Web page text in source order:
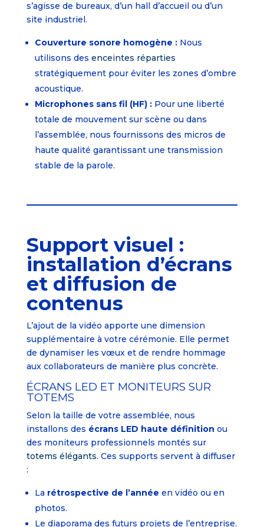
s’agisse de bureaux, d’un hall d’accueil ou d’un
site industriel.
Couverture sonore homogène :Nous
utilisons des enceintes réparties
stratégiquement pour éviter les zones d’ombre
acoustique.
Microphones sans fil (HF) :Pour une liberté
totale de mouvement sur scène ou dans
l’assemblée, nous fournissons des micros de
haute qualité garantissant une transmission
stable de la parole.
Support visuel :
installation d’écrans
et diffusion de
contenus
L’ajout de la vidéo apporte une dimension
supplémentaire à votre cérémonie. Elle permet
de dynamiser les vœux et de rendre hommage
aux collaborateurs de manière plus concrète.
ÉCRANS LED ET MONITEURS SUR
TOTEMS
Selon la taille de votre assemblée, nous
installons des écrans LED haute définition ou
des moniteurs professionnels montés sur
totems élégants. Ces supports servent à diffuser
:
La rétrospective de l’année en vidéo ou en
photos.
Le diaporama des futurs projets de l’entreprise.